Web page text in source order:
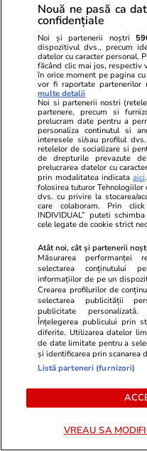
Știri România
Comandamentul
ședință de urgență din
secetei pe Dunăre.
pentru Unitatea 2 de
Cernavodă
Știri România
Tezaur descoperit în
37 de monede
argint și 5 brățări
în pădure, la
Știri România
Pasajul Basarab din
ar putea fi redeschis
Capitalei anunță data
lucrările se mută pe
Nouă ne pasă ca
confidențiale
Noi și partenerii noștri
dispozitivul dvs., precum
datelor cu caracter personal.
făcând clic mai jos, respectiv
în orice moment pe pagina
vor fi raportate partenerilor
multe detalii
Noi si partenerii nostri
partenere, precum si
prelucram date pentru a
personaliza continutul si
interesele si/sau profilul
retelelor de socializare si
de drepturile prevazute
prelucrarea datelor cu
prin modalitatea indicataaici
folosirea tuturor
dvs. cu privire la stocarea/
care colaboram. Prin
INDIVIDUAL” puteti
cele legate de cookie strict
Atât noi, cât și partenerii
Măsurarea performanței
selectarea conținutului
informațiilor de pe un
Crearea profilurilor de
selectarea publicității
publicitate
Înțelegerea publicului prin
diferite. Utilizarea datelor
de date limitate pentru a
și identificarea prin scanarea
Listă parteneri (furnizori)
VREAU SA